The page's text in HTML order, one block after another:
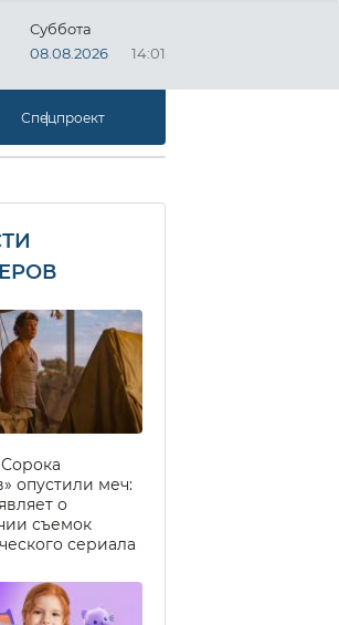
Суббота
08.08.2026
14:01
Спецпроект
опустили меч:
о
съемок
сериала